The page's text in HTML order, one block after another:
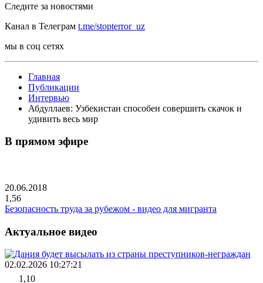
Следите за новостями
Канал в Телеграм t.me/stopterror_uz
мы в соц сетях
Главная
Публикации
Интервью
Абдуллаев: Узбекистан способен совершить скачок и
удивить весь мир
В прямом эфире
20.06.2018
1,56
Безопасность труда за рубежом - видео для мигранта
Актуальное видео
02.02.2026 10:27:21
1,10